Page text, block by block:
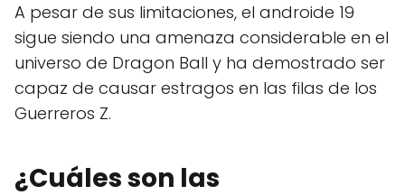
A pesar de sus limitaciones, el androide 19
sigue siendo una amenaza considerable en el
universo de Dragon Ball y ha demostrado ser
capaz de causar estragos en las filas de los
Guerreros Z.
¿Cuáles son las